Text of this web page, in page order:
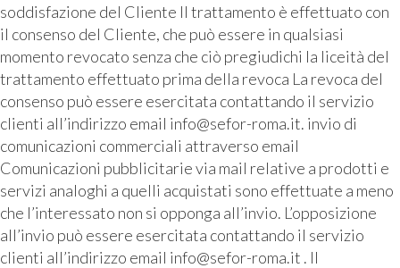
soddisfazione del Cliente Il trattamento è effettuato con
il consenso del Cliente, che può essere in qualsiasi
momento revocato senza che ciò pregiudichi la liceità del
trattamento effettuato prima della revoca La revoca del
consenso può essere esercitata contattando il servizio
clienti all’indirizzo email info@sefor-roma.it. invio di
comunicazioni commerciali attraverso email
Comunicazioni pubblicitarie via mail relative a prodotti e
servizi analoghi a quelli acquistati sono effettuate a meno
che l’interessato non si opponga all’invio. L’opposizione
all’invio può essere esercitata contattando il servizio
clienti all’indirizzo email info@sefor-roma.it . Il